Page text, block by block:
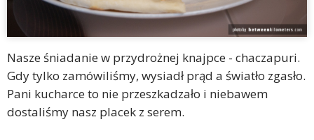
Nasze śniadanie w przydrożnej knajpce - chaczapuri.
Gdy tylko zamówiliśmy, wysiadł prąd a światło zgasło.
Pani kucharce to nie przeszkadzało i niebawem
dostaliśmy nasz placek z serem.